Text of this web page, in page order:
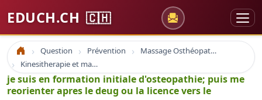
EDUCH.CH 🇨🇭
Accueil Question Prévention
Massage Osthéopathie Kinésiologie
Kinesitherapie et massage
je suis en formation initiale d'osteopathie; puis me
reorienter apres le deug ou la licence vers le